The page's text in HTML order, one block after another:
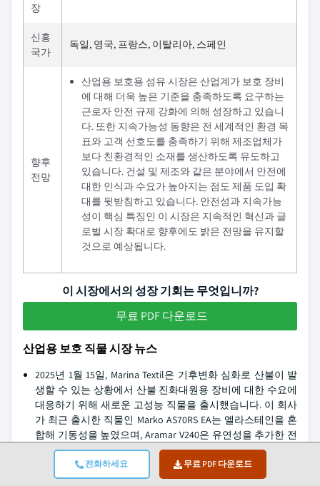
전화하세요 무료 PDF 다운로드
장
신흥
국가
독일, 영국, 프랑스, 이탈리아, 스페인
향후
전망
산업용 보호용 섬유 시장은 산업계가 보호 장비
에 대해 더욱 높은 기준을 충족하도록 요구하는
근로자 안전 규제 강화에 의해 성장하고 있습니
다. 또한 지속가능성 동향은 전 세계적인 환경 목
표와 고객 선호도를 충족하기 위해 제조업체가
보다 친환경적인 소재를 생산하도록 유도하고
있습니다. 건설 및 제조와 같은 분야에서 안전에
대한 인식과 수요가 높아지는 점도 제품 도입 확
대를 뒷받침하고 있습니다. 안전성과 지속가능
성이 핵심 특징인 이 시장은 지속적인 혁신과 글
로벌 시장 확대로 향후에도 밝은 전망을 유지할
것으로 예상됩니다.
이 시장에서의 성장 기회는 무엇입니까?
무료 PDF 다운로드
산업용 보호 직물 시장 뉴스
2025년 1월 15일, Marina Textil은 기후변화 심화로 산불이 발
생할 수 있는 상황에서 산불 진화대원용 장비에 대한 수요에
대응하기 위해 새로운 고성능 직물을 출시했습니다. 이 회사
가 최근 출시한 직물인 Marko AS70RS EA는 엘라스테인을 혼
합해 기동성을 높였으며, Aramar V240은 유연성을 추가한 전
통적인 아라미드 혼합 소재를 제공합니다. 두 소재는 UNE-EN
16689:2017을 준수하며, 갈수록 극한화되는 환경에서 근무하
는 소방대원을 위한 혁신, 안전 및 편안함이라는 기업의 방향